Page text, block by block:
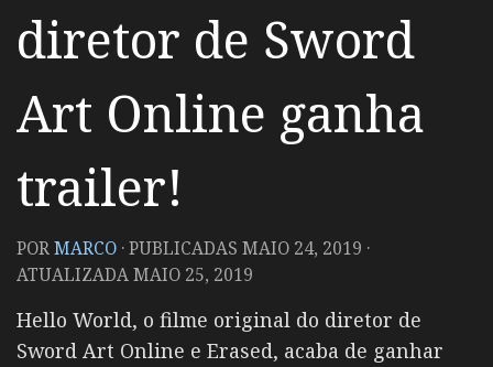
diretor de Sword
Art Online ganha
trailer!
PORMARCO · PUBLICADAS MAIO 24, 2019 ·
ATUALIZADAMAIO 25, 2019
Hello World, o filme original do diretor de
Sword Art Online e Erased, acaba de ganhar